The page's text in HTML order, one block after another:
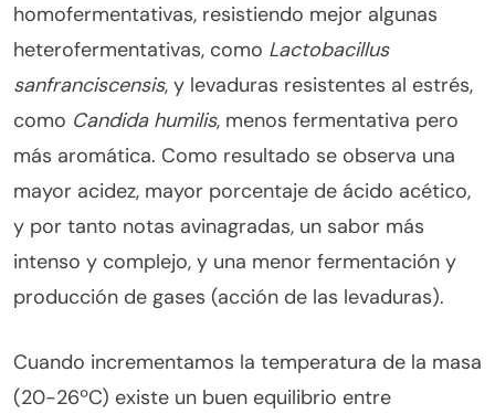
homofermentativas, resistiendo mejor algunas
heterofermentativas, como Lactobacillus
sanfranciscensis, y levaduras resistentes al estrés,
como Candida humilis, menos fermentativa pero
más aromática. Como resultado se observa una
mayor acidez, mayor porcentaje de ácido acético,
y por tanto notas avinagradas, un sabor más
intenso y complejo, y una menor fermentación y
producción de gases (acción de las levaduras).
Cuando incrementamos la temperatura de la masa
(20-26ºC) existe un buen equilibrio entre